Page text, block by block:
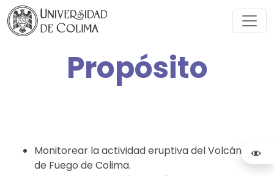
Propósito
Monitorear la actividad eruptiva del Volcán
de Fuego de Colima.